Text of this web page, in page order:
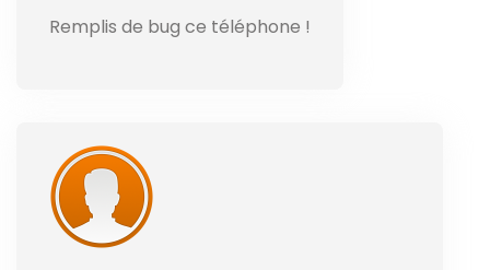
Remplis de bug ce téléphone !